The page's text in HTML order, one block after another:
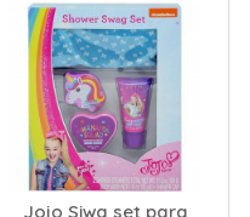
Jojo Siwa set para